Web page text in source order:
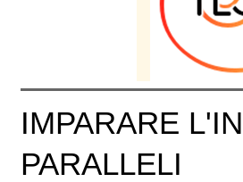
IMPARARE
PARALLELI